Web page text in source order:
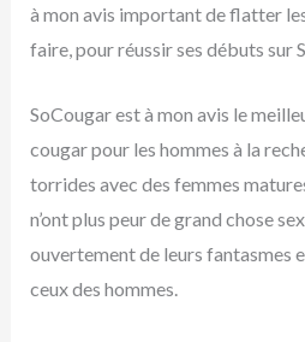
à mon avis important de flatter
faire, pour réussir ses débuts sur
SoCougar est à mon avis le
cougar pour les hommes à la
torrides avec des femmes
n’ont plus peur de grand chose
ouvertement de leurs fantasmes
ceux des hommes.